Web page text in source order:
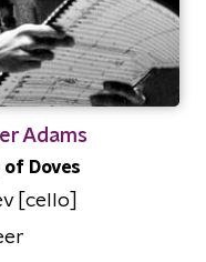
Adams
of Doves
[cello]